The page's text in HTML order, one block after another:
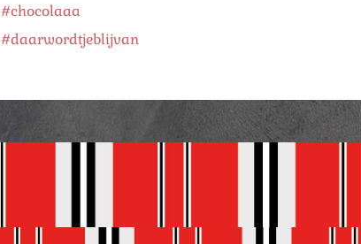
#chocolaaa
#daarwordtjeblijvan